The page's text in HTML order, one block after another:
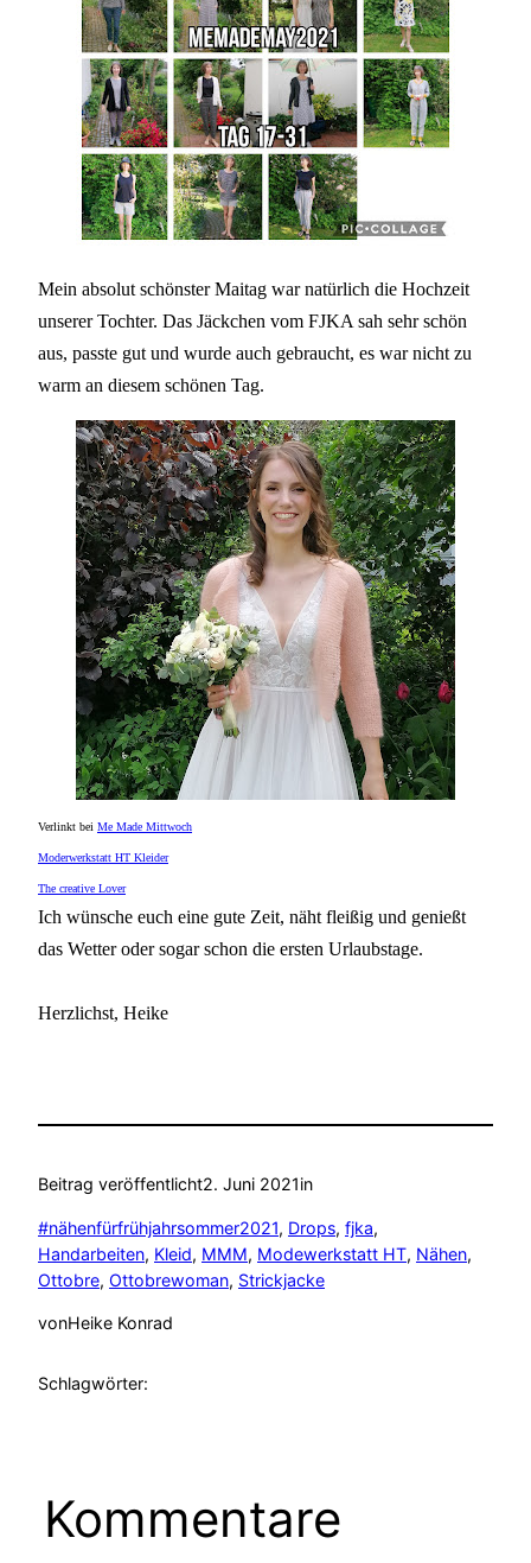
Mein absolut schönster Maitag war natürlich die Hochzeit
unserer Tochter. Das Jäckchen vom FJKA sah sehr schön
aus, passte gut und wurde auch gebraucht, es war nicht zu
warm an diesem schönen Tag.
Verlinkt bei Me Made Mittwoch
Moderwerkstatt HT Kleider
The creative Lover
Ich wünsche euch eine gute Zeit, näht fleißig und genießt
das Wetter oder sogar schon die ersten Urlaubstage.
Herzlichst, Heike
Beitrag veröffentlicht2. Juni 2021in
#nähenfürfrühjahrsommer2021, Drops, fjka
Handarbeiten, Kleid, MMM, Modewerkstatt HT, Nähen
Ottobre, Ottobrewoman, Strickjacke
vonHeike Konrad
Schlagwörter:
Kommentare